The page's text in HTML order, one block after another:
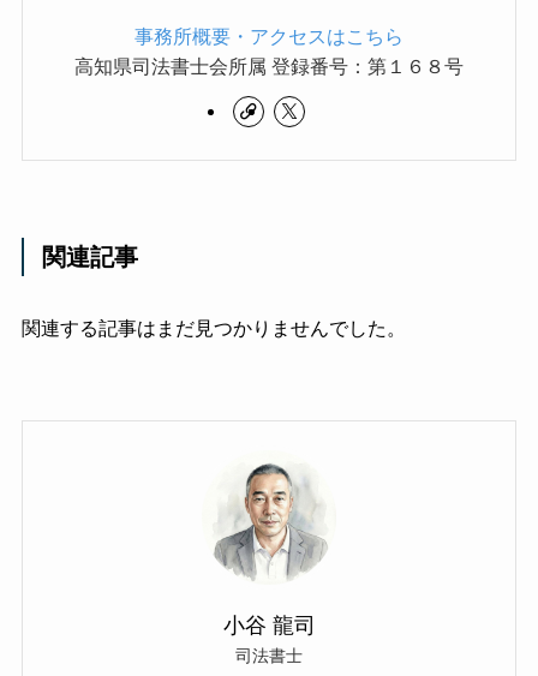
事務所概要・アクセスはこちら
高知県司法書士会所属 登録番号：第１６８号
関連記事
関連する記事はまだ見つかりませんでした。
小谷 龍司
司法書士